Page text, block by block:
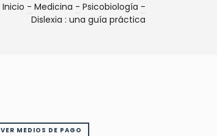
Inicio - Medicina - Psicobiología -
Dislexia : una guía práctica
VER MEDIOS DE PAGO